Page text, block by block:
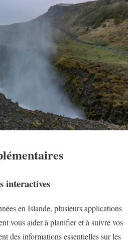
interactives
en Islande, plusieurs applications
vous aider à planifier et à suivre vos
des informations essentielles sur les